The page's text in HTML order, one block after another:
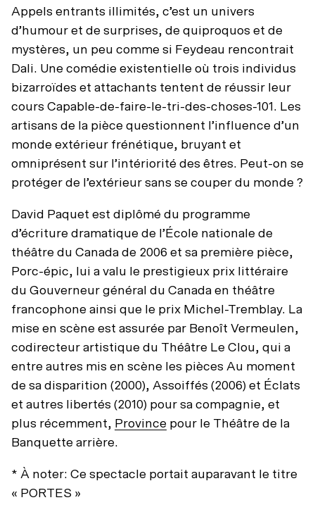
Appels entrants illimités, c’est un univers
d’humour et de surprises, de quiproquos et de
mystères, un peu comme si Feydeau rencontrait
Dali. Une comédie existentielle où trois individus
bizarroïdes et attachants tentent de réussir leur
cours Capable-de-faire-le-tri-des-choses-101. Les
artisans de la pièce questionnent l’influence d’un
monde extérieur frénétique, bruyant et
omniprésent sur l’intériorité des êtres. Peut-on se
protéger de l’extérieur sans se couper du monde ?
David Paquet est diplômé du programme
d’écriture dramatique de l’École nationale de
théâtre du Canada de 2006 et sa première pièce,
Porc-épic, lui a valu le prestigieux prix littéraire
du Gouverneur général du Canada en théâtre
francophone ainsi que le prix Michel-Tremblay. La
mise en scène est assurée par Benoît Vermeulen,
codirecteur artistique du Théâtre Le Clou, qui a
entre autres mis en scène les pièces Au moment
de sa disparition (2000), Assoiffés (2006) et Éclats
et autres libertés (2010) pour sa compagnie, et
plus récemment, Province pour le Théâtre de la
Banquette arrière.
* À noter: Ce spectacle portait auparavant le titre
« PORTES »